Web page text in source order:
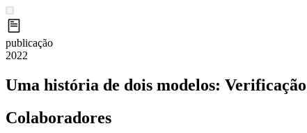
publicação
2022
Uma história de dois modelos:
Colaboradores